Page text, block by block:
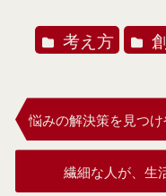
考え方
悩みの解決策を見つ
繊細な人が、生